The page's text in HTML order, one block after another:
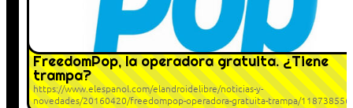
FreedomPop, la operadora gratuita. ¿Tiene
trampa?
https://www.elespanol.com/elandroidelibre/noticias-y-
novedades/20160420/freedompop-operadora-gratuita-trampa/